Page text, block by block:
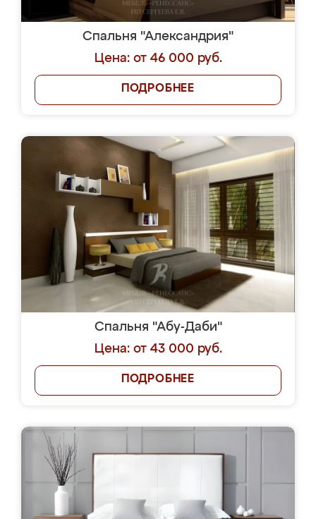
Спальня "Александрия"
Цена: от 46 000 руб.
ПОДРОБНЕЕ
Спальня "Абу-Даби"
Цена: от 43 000 руб.
ПОДРОБНЕЕ